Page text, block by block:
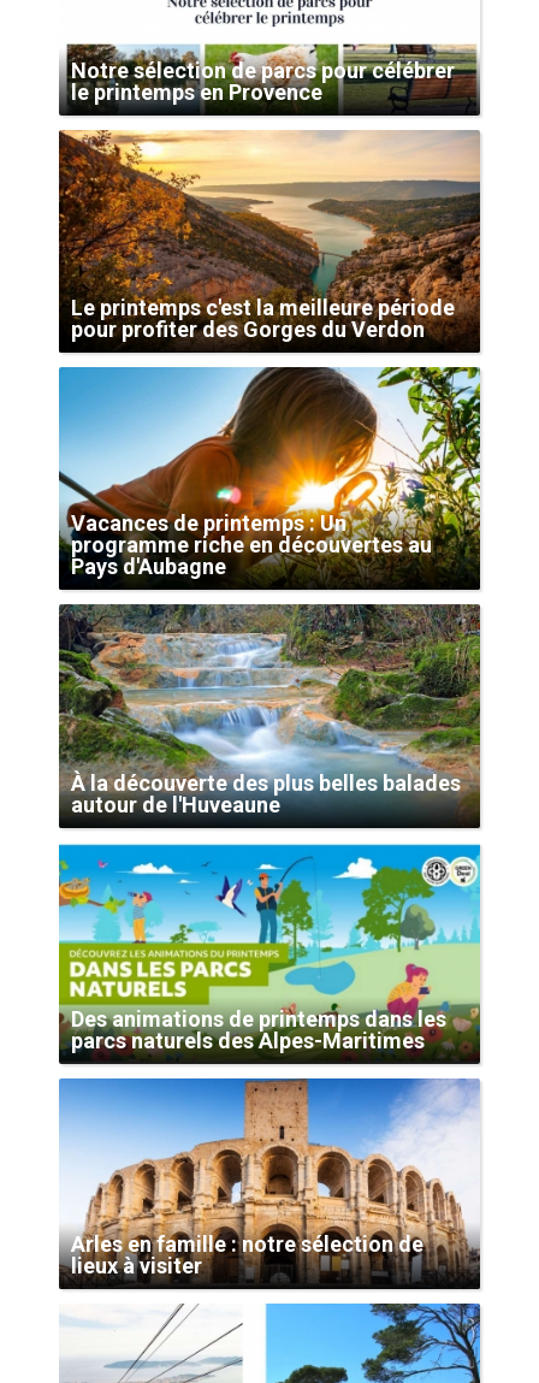
Notre sélection de parcs pour célébrer
le printemps en Provence
Le printemps c'est la meilleure période
pour profiter des Gorges du Verdon
Vacances de printemps : Un
programme riche en découvertes au
Pays d'Aubagne
À la découverte des plus belles balades
autour de l'Huveaune
Des animations de printemps dans les
parcs naturels des Alpes-Maritimes
Arles en famille : notre sélection de
lieux à visiter